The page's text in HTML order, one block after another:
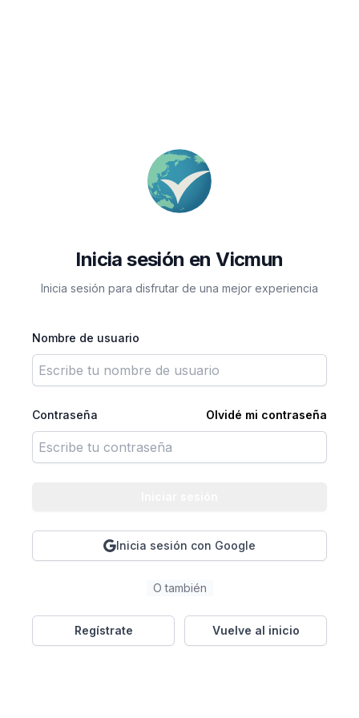
Inicia sesión en Vicmun
Inicia sesión para disfrutar de una mejor experiencia
Nombre de usuario
Contraseña Olvidé mi contraseña
Inicia sesión con Google
O también
Regístrate Vuelve al inicio